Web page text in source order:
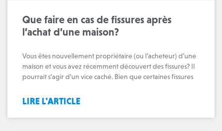
Que faire en cas de fissures après
l’achat d’une maison?
Vous êtes nouvellement propriétaire (ou l’acheteur) d’une
maison et vous avez récemment découvert des fissures? Il
pourrait s’agir d’un vice caché. Bien que certaines fissures
LIRE L'ARTICLE